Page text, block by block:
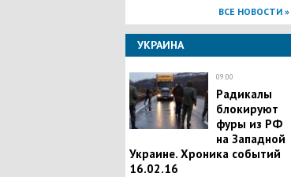
ВСЕ НОВОСТИ »
УКРАИНА
09:00
Радикалы
блокируют
фуры из РФ
на Западной
Украине. Хроника событий
16.02.16